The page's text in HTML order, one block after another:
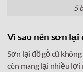
5
Vì sao nên sơn lại
Sơn lại đồ gỗ cũ
còn mang lại nhiều lợi